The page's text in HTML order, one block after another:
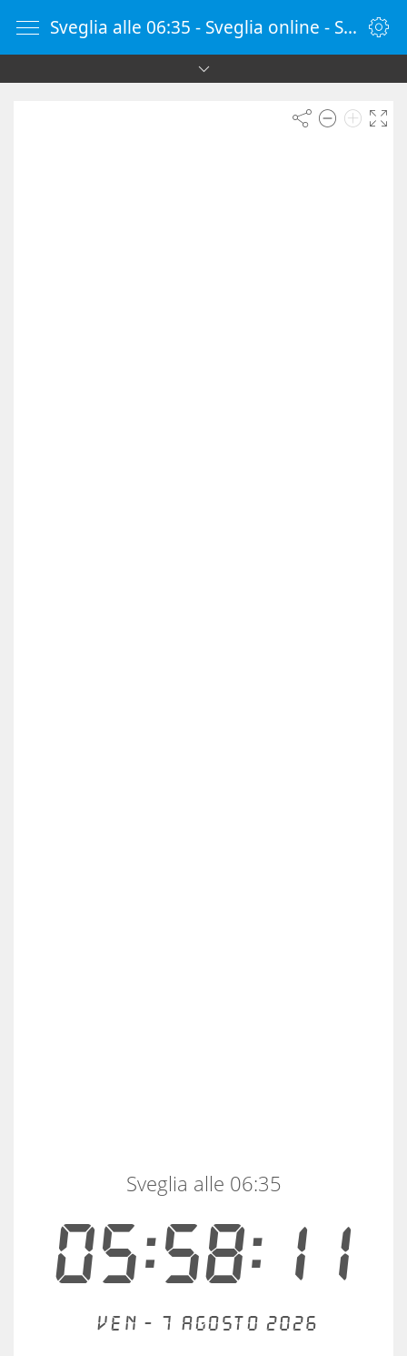
Sveglia alle 06:35 - Sveglia online - SvegliaOnline.it
05:58:11
Sveglia alle 06:35
Ven - 7 agosto 2026